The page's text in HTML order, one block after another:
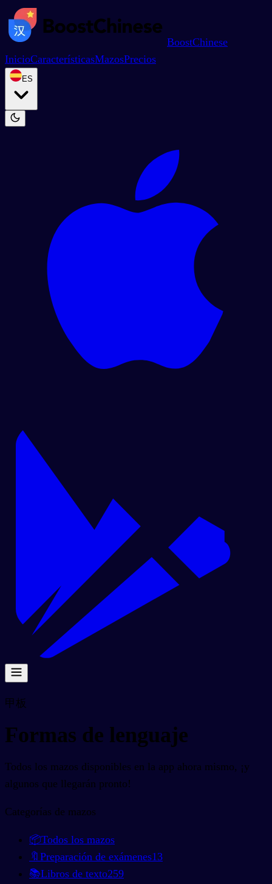
BoostChinese
InicioCaracterísticasMazosPrecios
ES
甲板
Formas de lenguaje
Todos los mazos disponibles en la app ahora mismo, ¡y
algunos que llegarán pronto!
Categorías de mazos
📦Todos los mazos
🔖 Preparación de exámenes13
📚Libros de texto259